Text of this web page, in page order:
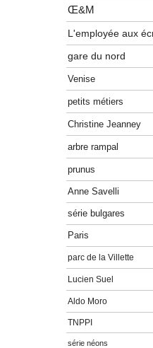
Œ&M
L'employée aux
gare du nord
Venise
petits métiers
Christine Jeanney
arbre rampal
prunus
Anne Savelli
série bulgares
Paris
parc de la Villette
Lucien Suel
Aldo Moro
TNPPI
série néons